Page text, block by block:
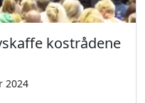
kostrådene
2024